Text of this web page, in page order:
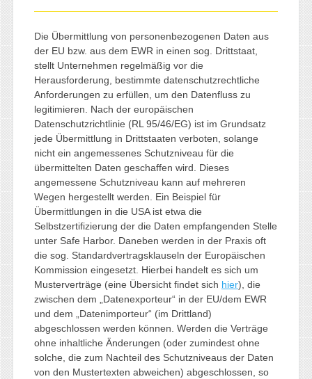
Die Übermittlung von personenbezogenen Daten aus
der EU bzw. aus dem EWR in einen sog. Drittstaat,
stellt Unternehmen regelmäßig vor die
Herausforderung, bestimmte datenschutzrechtliche
Anforderungen zu erfüllen, um den Datenfluss zu
legitimieren. Nach der europäischen
Datenschutzrichtlinie (RL 95/46/EG) ist im Grundsatz
jede Übermittlung in Drittstaaten verboten, solange
nicht ein angemessenes Schutzniveau für die
übermittelten Daten geschaffen wird. Dieses
angemessene Schutzniveau kann auf mehreren
Wegen hergestellt werden. Ein Beispiel für
Übermittlungen in die USA ist etwa die
Selbstzertifizierung der die Daten empfangenden Stelle
unter Safe Harbor. Daneben werden in der Praxis oft
die sog. Standardvertragsklauseln der Europäischen
Kommission eingesetzt. Hierbei handelt es sich um
Musterverträge (eine Übersicht findet sich hier), die
zwischen dem „Datenexporteur“ in der EU/dem EWR
und dem „Datenimporteur“ (im Drittland)
abgeschlossen werden können. Werden die Verträge
ohne inhaltliche Änderungen (oder zumindest ohne
solche, die zum Nachteil des Schutzniveaus der Daten
von den Mustertexten abweichen) abgeschlossen, so